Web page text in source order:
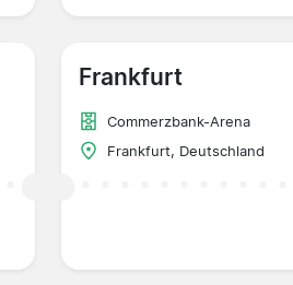
Frankfurt
Commerzbank-Arena
Frankfurt, Deutschland